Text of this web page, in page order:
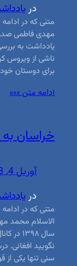
در
متنی که در
مهدی فاطمی
یادداشت به
ناشی از ویروس
برای دوستان
ادامه متن »»»
خراسان
آوریل 4, 2023
در
متنی که در
الاسلام محمد
سال
نگویید
سنی تنها یکی